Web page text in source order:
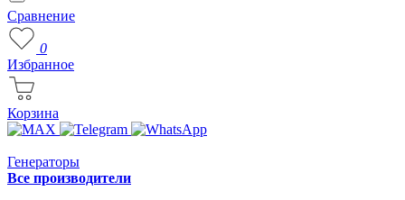
Сравнение
0
Избранное
Корзина
Генераторы
Все производители